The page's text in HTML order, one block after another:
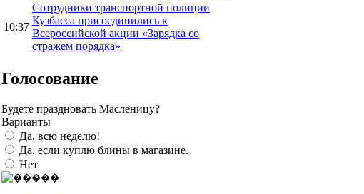
10:37
Сотрудники транспортной полиции
Кузбасса присоединились к
Всероссийской акции «Зарядка со
стражем порядка»
Голосование
Будете праздновать Масленицу?
Варианты
Да, всю неделю!
Да, если куплю блины в магазине.
Нет